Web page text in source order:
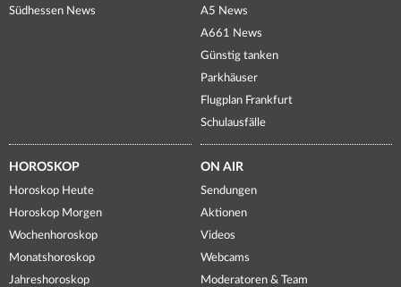
Südhessen News
A5 News
A661 News
Günstig tanken
Parkhäuser
Flugplan Frankfurt
Schulausfälle
HOROSKOP
Horoskop Heute
Horoskop Morgen
Wochenhoroskop
Monatshoroskop
Jahreshoroskop
ON AIR
Sendungen
Aktionen
Videos
Webcams
Moderatoren & Team